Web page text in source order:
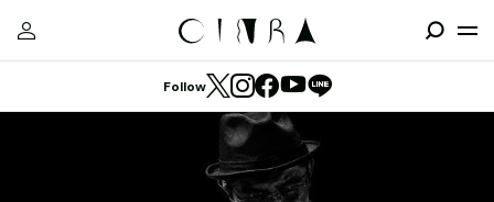
Follow